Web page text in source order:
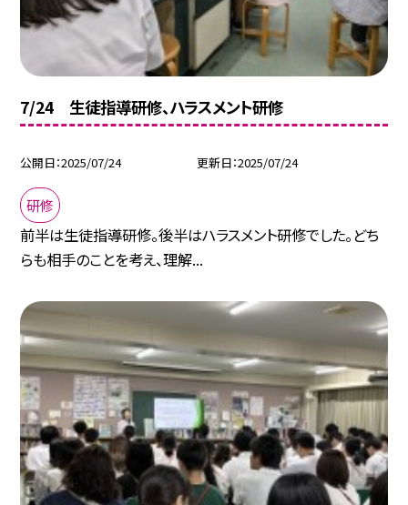
7/24 生徒指導研修、ハラスメント研修
公開日 2025/07/24 更新日 2025/07/24
研修
前半は生徒指導研修。後半はハラスメント研修でした。どち
らも相手のことを考え、理解...